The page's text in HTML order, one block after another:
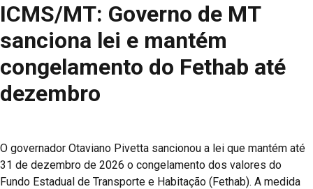
ICMS/MT: Governo de MT
sanciona lei e mantém
congelamento do Fethab até
dezembro
O governador Otaviano Pivetta sancionou a lei que mantém até
31 de dezembro de 2026 o congelamento dos valores do
Fundo Estadual de Transporte e Habitação (Fethab). A medida